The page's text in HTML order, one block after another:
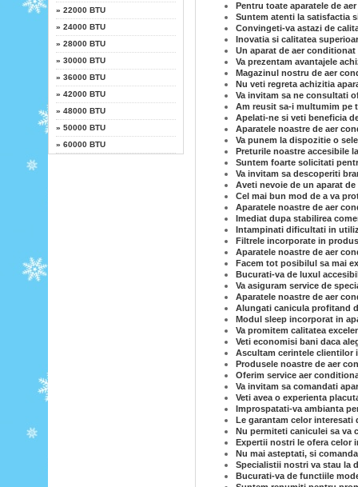
» 22000 BTU
» 24000 BTU
» 28000 BTU
» 30000 BTU
» 36000 BTU
» 42000 BTU
» 48000 BTU
» 50000 BTU
» 60000 BTU
Pentru toate aparatele de
Suntem atenti la satisfactia
Convingeti-va astazi de
Inovatia si calitatea
Un aparat de aer
Va prezentam avantajele
Magazinul nostru de aer
Nu veti regreta achizitia
Va invitam sa ne consultati
Am reusit sa-i multumim pe
Apelati-ne si veti beneficia
Aparatele noastre de aer
Va punem la dispozitie o
Preturile noastre accesibile
Suntem foarte solicitati
Va invitam sa descoperiti
Aveti nevoie de un aparat
Cel mai bun mod de a va
Aparatele noastre de aer
Imediat dupa stabilirea
Intampinati dificultati in
Filtrele incorporate in
Aparatele noastre de aer
Facem tot posibilul sa mai
Bucurati-va de luxul
Va asiguram service de
Aparatele noastre de aer
Alungati canicula profitand
Modul sleep incorporat in
Va promitem calitatea
Veti economisi bani daca
Ascultam cerintele clientilor
Produsele noastre de aer
Oferim service aer
Va invitam sa comandati
Veti avea o experienta
Improspatati-va ambianta
Le garantam celor
Nu permiteti caniculei sa va
Expertii nostri le ofera celor
Nu mai asteptati, si
Specialistii nostri va stau la
Bucurati-va de functiile